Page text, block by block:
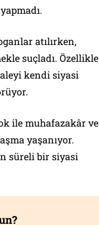
atılırken,
suçladı. Özellikle
kendi siyasi
ile muhafazakâr ve
yaşanıyor.
süreli bir siyasi